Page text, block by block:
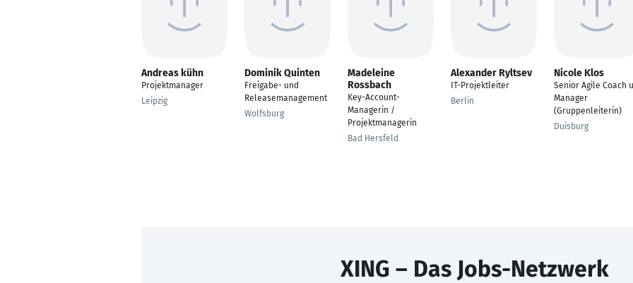
Andreas kühn
Projektmanager
Leipzig
Dominik Quinten
Freigabe- und
Releasemanagement
Wolfsburg
Madeleine
Rossbach
Key-Account-
Managerin /
Projektmanagerin
Bad Hersfeld
Alexander Ryltsev
IT-Projektleiter
Berlin
Nicole Klos
Senior Agile Coach
Manager
(Gruppenleiterin)
Duisburg
XING – Das Jobs-Netzwerk